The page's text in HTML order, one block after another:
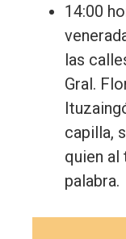
14:00
las
Gral.
capilla,
quien al
palabra.